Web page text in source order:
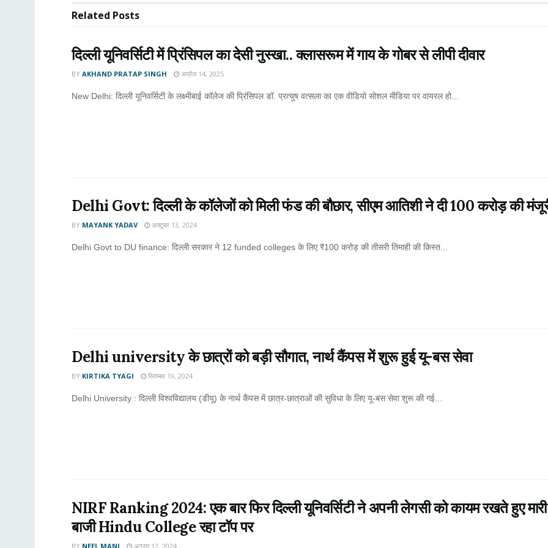
Related Posts
दिल्ली यूनिवर्सिटी में प्रिंसिपल का देसी नुस्खा.. क्लासरूम में गाय के गोबर से लीपी दीवार
BY AKHAND PRATAP SINGH अप्रैल 14, 2025
New Delhi: दिल्ली यूनिवर्सिटी के लक्ष्मीबाई कॉलेज की प्रिंसिपल डॉ. प्रत्युष वत्सला का एक वीडियो सोशल मीडिया पर वायरल हो...
Delhi Govt: दिल्ली के कॉलेजों को मिली फंड की बौछार, सीएम आतिशी ने दी 100 करोड़ की
BY MAYANK YADAV अक्टूबर 13, 2024
Delhi Govt to DU finance: दिल्ली सरकार ने 12 funded colleges के लिए ₹100 करोड़ की तीसरी तिमाही की किस्त...
Delhi university के छात्रों को बड़ी सौगात, नार्थ कैंपस में शुरू हुई यू-बस सेवा
BY KIRTIKA TYAGI सितम्बर 19, 2024
Delhi University : दिल्ली विश्वविद्यालय (डीयू) के नार्थ कैंपस में छात्र-छात्राओं की सुविधा के लिए यू-बस सेवा शुरू की गई...
NIRF Ranking 2024: एक बार फिर दिल्ली यूनिवर्सिटी ने अपनी लेगसी को कायम रखते हुए मारी
बाजी Hindu College रहा टॉप पर
BY NEEL MANI अगस्त 12, 2024